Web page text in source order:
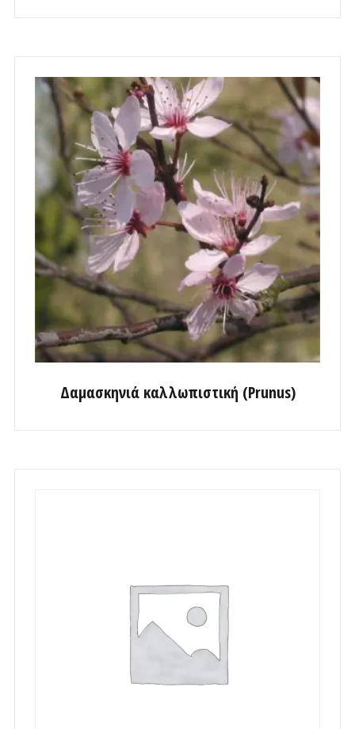
Δαμασκηνιά καλλωπιστική (Prunus)